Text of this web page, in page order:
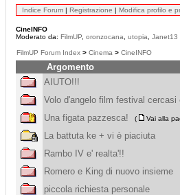
Indice Forum | Registrazione | Modifica profilo e
CineINFO
Moderato da: FilmUP oronzocana utopia Janet13
FilmUP Forum Index > Cinema > CineINFO
Argomento
AIUTO!!!
Volo d'angelo film festival cercasi
Una figata pazzesca!
( Vai alla
La battuta ke + vi è piaciuta
Rambo IV e' realta'!!
Romero e King di nuovo insieme
piccola richiesta personale